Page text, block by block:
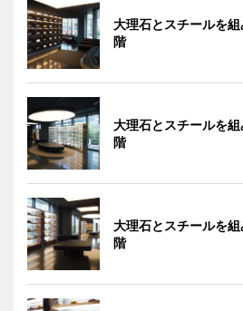
大理石とスチールを
階
大理石とスチールを
階
大理石とスチールを
階